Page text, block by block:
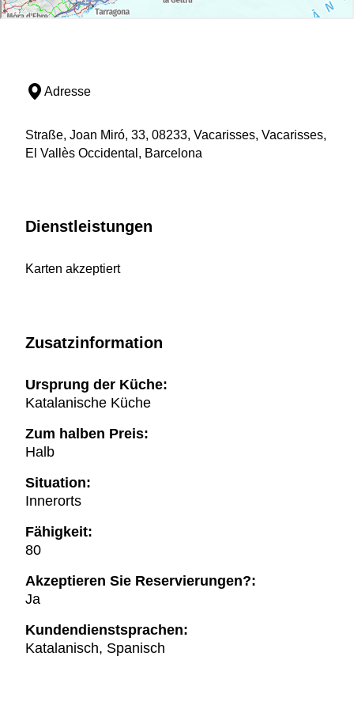
Adresse
Straße, Joan Miró, 33, 08233, Vacarisses, Vacarisses,
El Vallès Occidental, Barcelona
Dienstleistungen
Karten akzeptiert
Zusatzinformation
Ursprung der Küche:
Katalanische Küche
Zum halben Preis:
Halb
Situation:
Innerorts
Fähigkeit:
80
Akzeptieren Sie Reservierungen?:
Ja
Kundendienstsprachen:
Katalanisch, Spanisch